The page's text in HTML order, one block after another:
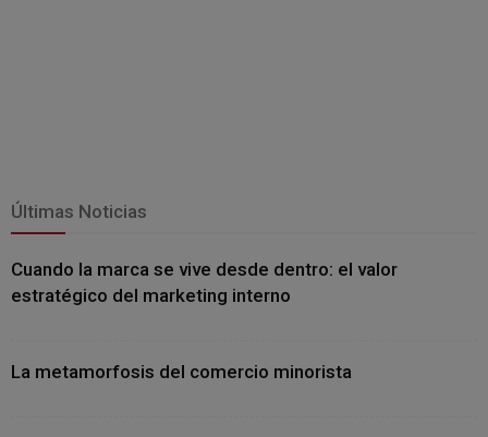
Últimas Noticias
Cuando la marca se vive desde dentro: el valor
estratégico del marketing interno
La metamorfosis del comercio minorista